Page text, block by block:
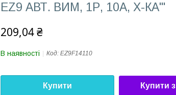
EZ9 АВТ. ВИМ, 1Р, 10А, Х-КА'''
209,04 ₴
В наявності Код: EZ9F14110
Купити Купити з